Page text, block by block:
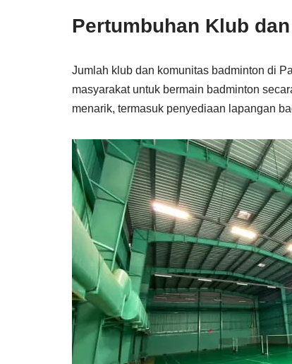
Pertumbuhan Klub
Jumlah klub dan komunitas badminton di
masyarakat untuk bermain badminton
menarik, termasuk penyediaan lapangan